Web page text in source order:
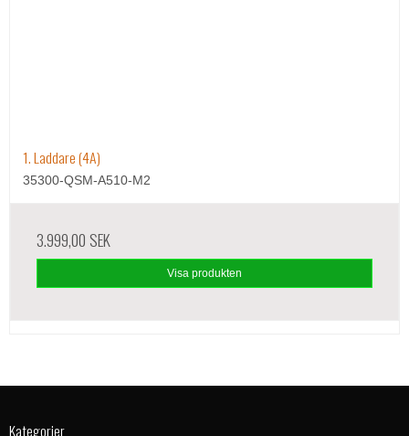
1. Laddare (4A)
35300-QSM-A510-M2
3.999,00 SEK
Visa produkten
Kategorier